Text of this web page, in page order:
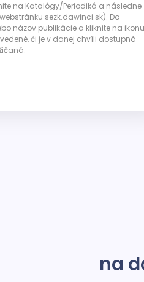
na Katalógy/Periodiká a následne
sezk.dawinci.sk). Do
názov publikácie a kliknite na ikonu
či je v danej chvíli dostupná
na